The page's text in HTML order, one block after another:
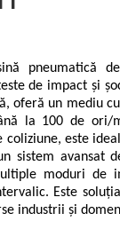
date
meteo
arbori
de date
cu boghiuri
de
20 mA
de vibrații
fir
pneumatică
de impact și
oferă un mediu
la 100 de ori/
coliziune, este
sistem avansat
moduri de
Este
industrii și